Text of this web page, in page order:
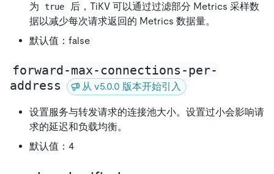
为
true
后，TiKV 可以通过过滤部分 Metrics 采样数
据以减少每次请求返回的 Metrics 数据量。
默认值：false
forward-max-connections-per-
address
从 v5.0.0 版本开始引入
设置服务与转发请求的连接池大小。设置过小会影响请
求的延迟和负载均衡。
默认值：4